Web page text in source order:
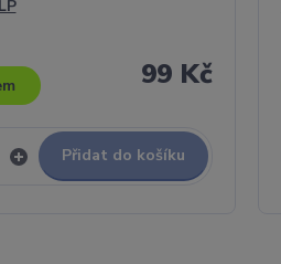
99 Kč
Přidat do košíku